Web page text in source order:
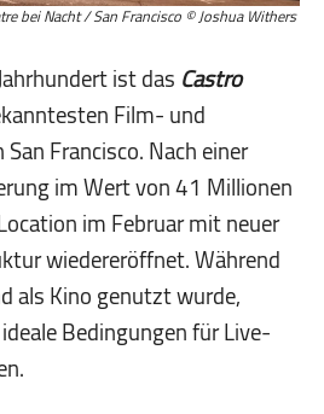
bei Nacht / San Francisco © Joshua Withers
ist das Castro
Film- und
Francisco. Nach einer
im Wert von 41 Millionen
im Februar mit neuer
wiedereröffnet. Während
als Kino genutzt wurde,
Bedingungen für Live-